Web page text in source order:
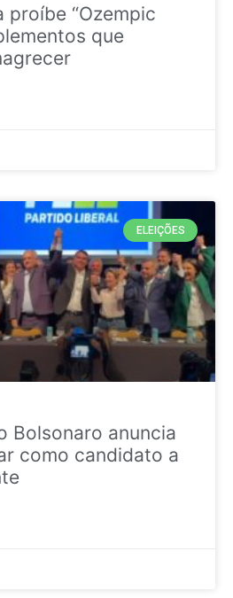
proíbe “Ozempic
que
ELEIÇÕES
Bolsonaro anuncia
como candidato a